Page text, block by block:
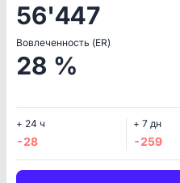
56'447
Вовлеченность (ER)
28 %
+ 24 ч
-28
+ 7 дн
-259